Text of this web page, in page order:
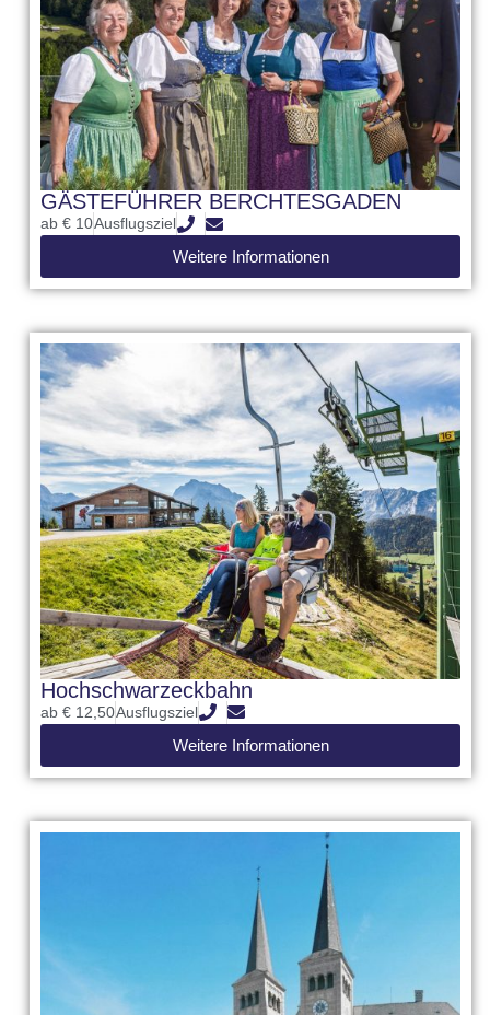
GÄSTEFÜHRER BERCHTESGADEN
ab € 10Ausflugsziel
Weitere Informationen
Hochschwarzeckbahn
ab € 12,50Ausflugsziel
Weitere Informationen